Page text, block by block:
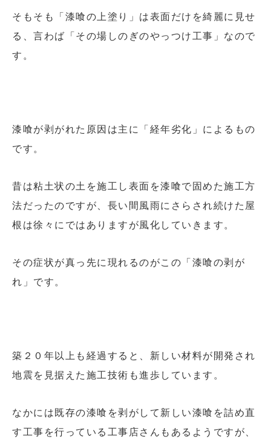
そもそも「漆喰の上塗り」は表面だけを綺麗に見せ
る、言わば「その場しのぎのやっつけ工事」なので
す。
漆喰が剥がれた原因は主に「経年劣化」によるもの
です。
昔は粘土状の土を施工し表面を漆喰で固めた施工方
法だったのですが、長い間風雨にさらされ続けた屋
根は徐々にではありますが風化していきます。
その症状が真っ先に現れるのがこの「漆喰の剥が
れ」です。
築２０年以上も経過すると、新しい材料が開発され
地震を見据えた施工技術も進歩しています。
なかには既存の漆喰を剥がして新しい漆喰を詰め直
す工事を行っている工事店さんもあるようですが、